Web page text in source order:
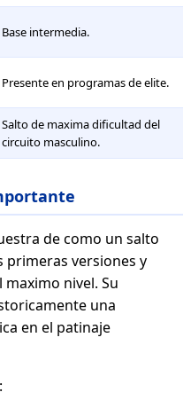
Base intermedia.
Presente en programas de elite.
Salto de maxima dificultad del
circuito masculino.
de como un salto
primeras versiones y
nivel. Su
una
en el patinaje